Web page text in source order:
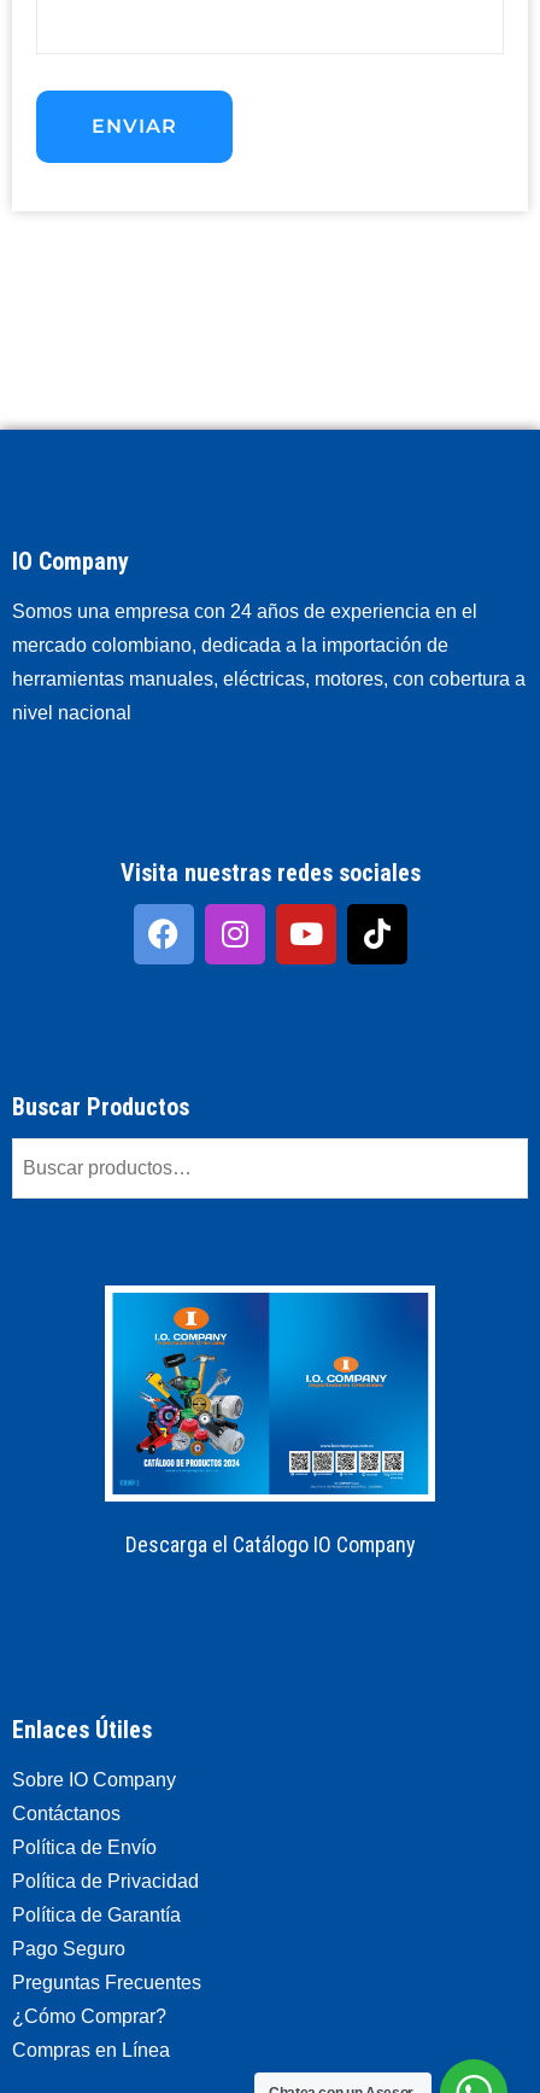
IO Company
Somos una empresa con 24 años de experiencia en el
mercado colombiano, dedicada a la importación de
herramientas manuales, eléctricas, motores, con cobertura a
nivel nacional
Visita nuestras redes sociales
Buscar Productos
Descarga el Catálogo IO Company
Enlaces Útiles
Sobre IO Company
Contáctanos
Política de Envío
Política de Privacidad
Política de Garantía
Pago Seguro
Preguntas Frecuentes
¿Cómo Comprar?
Compras en Línea